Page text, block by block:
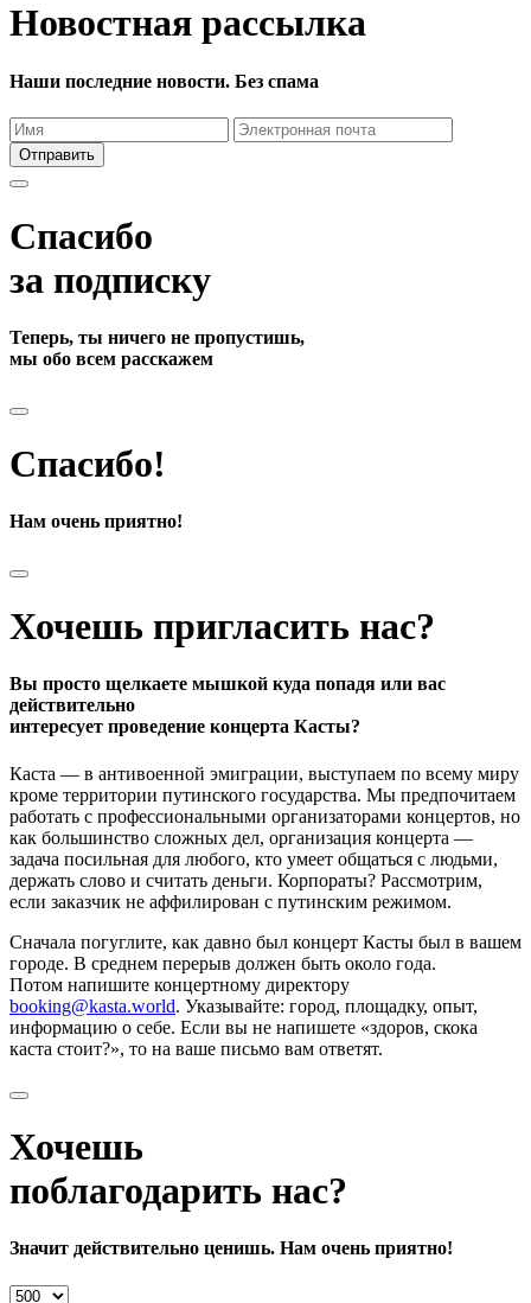
Новостная рассылка
Наши последние новости. Без спама
Отправить
Спасибо
за подписку
Теперь, ты ничего не пропустишь,
мы обо всем расскажем
Спасибо!
Нам очень приятно!
Хочешь пригласить нас?
Вы просто щелкаете мышкой куда попадя или вас
действительно
интересует проведение концерта Касты?
Каста — в антивоенной эмиграции, выступаем по всему миру
кроме территории путинского государства. Мы предпочитаем
работать с профессиональными организаторами концертов, но
как большинство сложных дел, организация концерта —
задача посильная для любого, кто умеет общаться с людьми,
держать слово и считать деньги. Корпораты? Рассмотрим,
если заказчик не аффилирован с путинским режимом.
Сначала погуглите, как давно был концерт Касты был в вашем
городе. В среднем перерыв должен быть около года.
Потом напишите концертному директору
booking@kasta.world. Указывайте: город, площадку, опыт,
информацию о себе. Если вы не напишете «здоров, скока
каста стоит?», то на ваше письмо вам ответят.
Хочешь
поблагодарить нас?
Значит действительно ценишь. Нам очень приятно!